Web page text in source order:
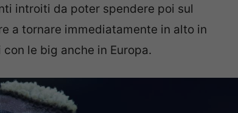
introiti da poter spendere poi sul
a tornare immediatamente in alto in
le big anche in Europa.